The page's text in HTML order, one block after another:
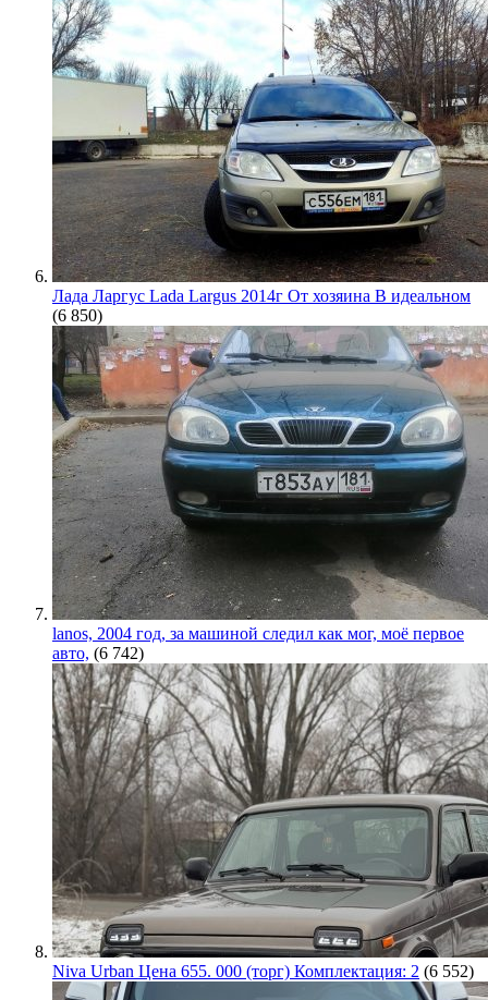
Лада Ларгус Lada Largus 2014г От хозяина В идеальном
(6 850)
lanos, 2004 год, за машиной следил как мог, моё первое
авто, (6 742)
Niva Urban Цена 655. 000 (торг) Комплектация: 2 (6 552)